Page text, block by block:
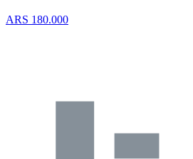
ARS 180.000